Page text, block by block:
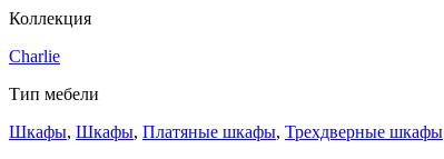
Коллекция
Charlie
Тип мебели
Шкафы, Шкафы, Платяные шкафы, Трехдверные шкафы